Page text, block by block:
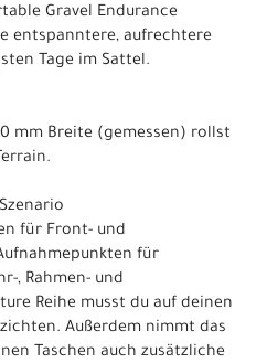
Gravel Endurance
entspanntere, aufrechtere
Tage im Sattel.
mm Breite (gemessen) rollst
für Front- und
für
, Rahmen- und
Reihe musst du auf deinen
Außerdem nimmt das
Taschen auch zusätzliche